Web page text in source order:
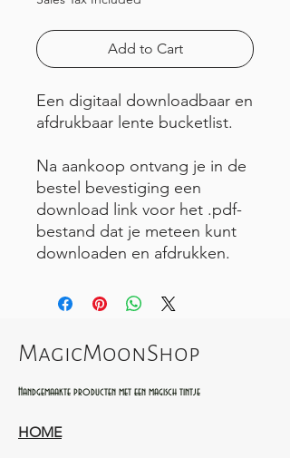
Add to Cart
Een digitaal downloadbaar en
afdrukbaar lente bucketlist.
Na aankoop ontvang je in de
bestel bevestiging een
download link voor het .pdf-
bestand dat je meteen kunt
downloaden en afdrukken.
MagicMoonShop
Handgemaakte producten met een magisch tintje
HOME